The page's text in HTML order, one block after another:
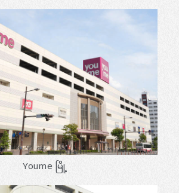
Youme မြို့